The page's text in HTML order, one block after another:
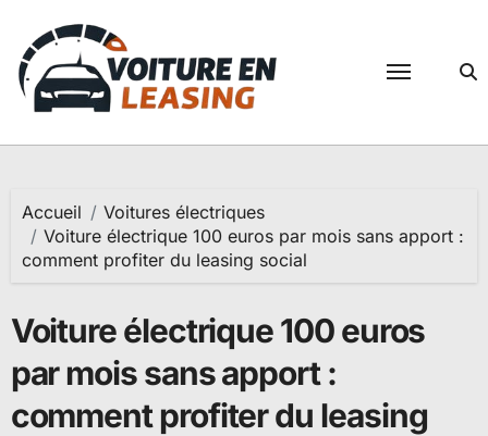
contenu
Accueil
Voitures électriques
Voiture électrique 100 euros par mois sans apport :
comment profiter du leasing social
Voiture électrique 100 euros
par mois sans apport :
comment profiter du leasing